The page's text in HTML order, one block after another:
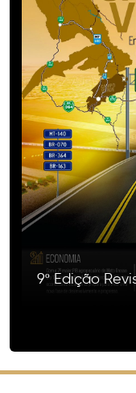
9º Edição